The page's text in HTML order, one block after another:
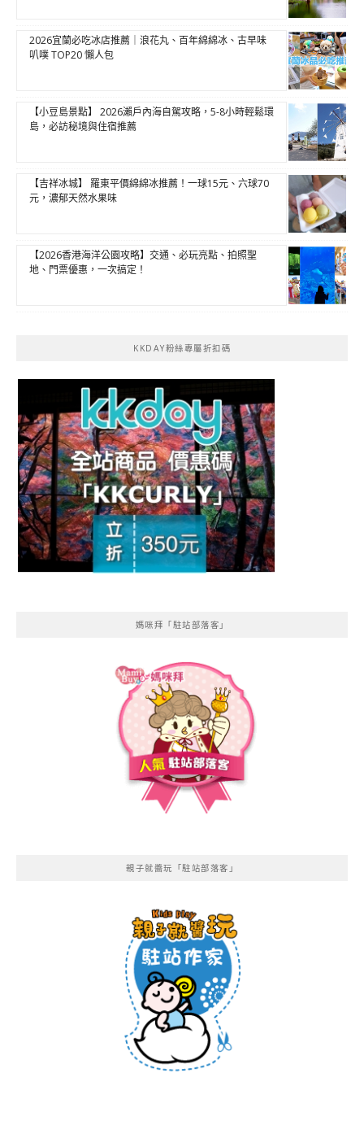
2026宜蘭必吃冰店推薦｜浪花丸、百年綿綿冰、古早味
叭噗 TOP20 懶人包
【小豆島景點】 2026瀨戶內海自駕攻略，5-8小時輕鬆環
島，必訪秘境與住宿推薦
【吉祥冰城】 羅東平價綿綿冰推薦！一球15元、六球70
元，濃郁天然水果味
【2026香港海洋公園攻略】交通、必玩亮點、拍照聖
地、門票優惠，一次搞定！
KKDAY粉絲專屬折扣碼
媽咪拜「駐站部落客」
親子就醬玩「駐站部落客」